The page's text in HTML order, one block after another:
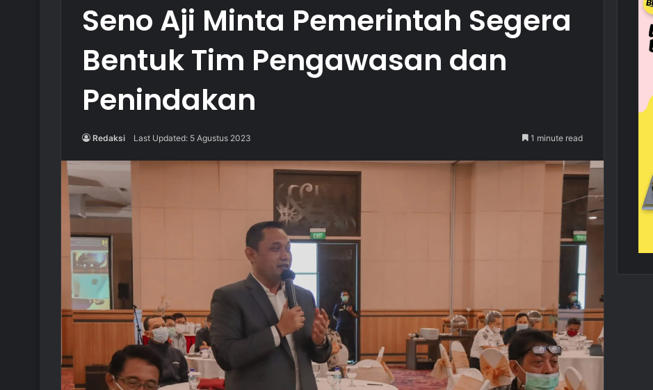
Seno Aji Minta Pemerintah Segera
Bentuk Tim Pengawasan dan
Penindakan
Redaksi Last Updated: 5 Agustus 2023 1 minute read